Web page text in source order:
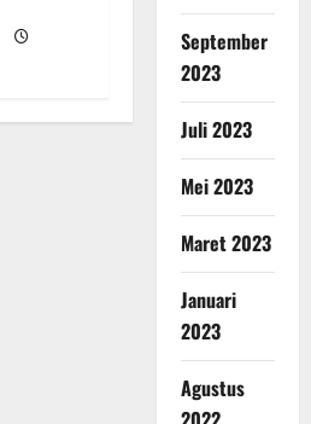
September
2023
Juli 2023
Mei 2023
Maret 2023
Januari
2023
Agustus